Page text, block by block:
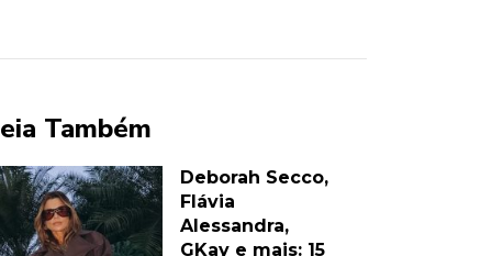
Também
Deborah Secco,
Flávia
Alessandra,
GKay e mais: 15